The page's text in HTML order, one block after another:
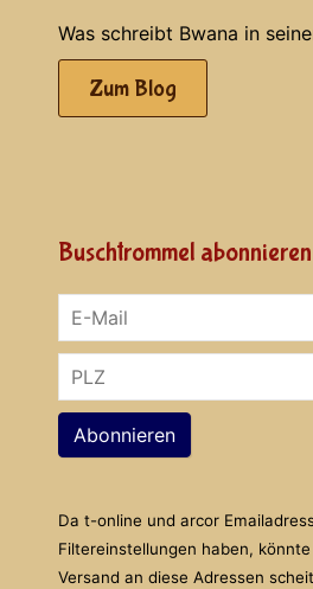
Was schreibt Bwana in
Zum Blog
Buschtrommel abonnieren
Abonnieren
Da t-online und arcor
Filtereinstellungen haben,
Versand an diese Adressen